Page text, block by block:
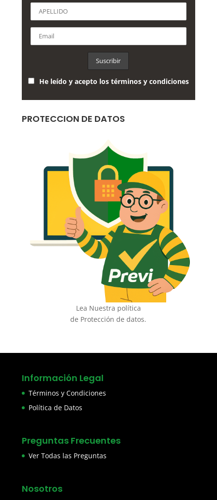
He leído y acepto los términos y condiciones
PROTECCION DE DATOS
Lea Nuestra política
de Protección de datos.
Información Legal
Términos y Condiciones
Política de Datos
Preguntas Frecuentes
Ver Todas las Preguntas
Nosotros